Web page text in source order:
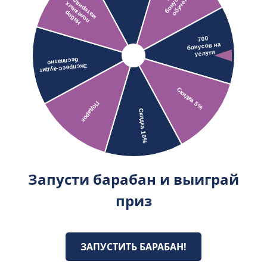
Запусти барабан и выиграй
приз
ЗАПУСТИТЬ БАРАБАН!